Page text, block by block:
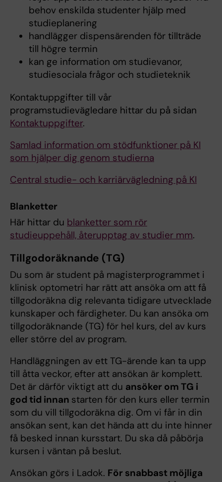
behov enskilda studenter hjälp med
studieplanering
handlägger dispensärenden för tillträde
till högre termin
kan ge information om studievanor,
studiesociala frågor och studieteknik
Kontaktuppgifter till vår
programstudievägledare hittar du på sidan
Kontaktuppgifter.
Samlad information om stödfunktioner på KI
som hjälper dig genom studierna
Central studie- och karriärvägledning på KI
Blanketter
Här hittar du blanketter som rör
studieuppehåll, återupptag av studier mm.
Tillgodoräknande (TG)
Du som är student på magisterprogrammet i
klinisk optometri har rätt att ansöka om att få
tillgodoräkna dig relevanta tidigare utvecklade
kunskaper och färdigheter. Du kan ansöka om
tillgodoräknande (TG) för hel kurs, del av kurs
eller större del av program.
Handläggningen av ett TG-ärende kan ta upp
till åtta veckor, efter att ansökan är komplett.
Det är därför viktigt att du ansöker om TG i
god tid innan starten för den kurs eller termin
som du vill tillgodoräkna dig. Om vi får in din
ansökan sent, kan det hända att du inte hinner
få besked innan kursstart. Du ska då påbörja
kursen i väntan på beslut.
Ansökan görs i Ladok. För snabbast möjliga